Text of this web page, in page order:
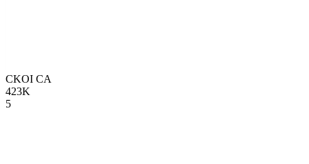
CKOI CA
423K
5